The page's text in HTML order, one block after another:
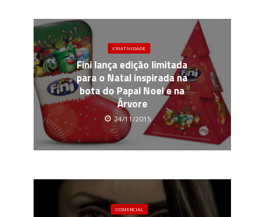
CRIATIVIDADE
Fini lança edição limitada
para o Natal inspirada na
bota do Papal Noel e na
Árvore
24/11/2015
COMERCIAL